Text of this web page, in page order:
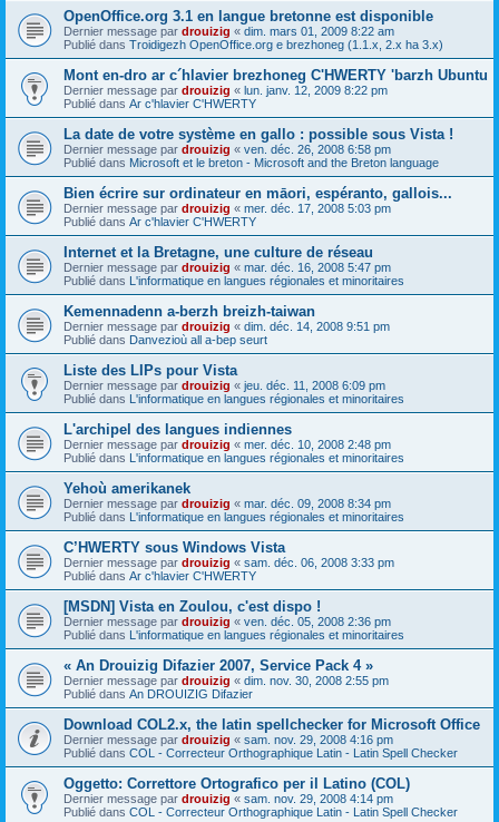
OpenOffice.org 3.1 en langue bretonne est disponible
Dernier message par drouizig « dim. mars 01, 2009 8:22 am
Publié dans Troidigezh OpenOffice.org e brezhoneg (1.1.x, 2.x ha 3.x)
Mont en-dro ar c´hlavier brezhoneg C'HWERTY 'barzh Ubuntu
Dernier message par drouizig « lun. janv. 12, 2009 8:22 pm
Publié dans Ar c'hlavier C'HWERTY
La date de votre système en gallo : possible sous Vista !
Dernier message par drouizig « ven. déc. 26, 2008 6:58 pm
Publié dans Microsoft et le breton - Microsoft and the Breton language
Bien écrire sur ordinateur en māori, espéranto, gallois...
Dernier message par drouizig « mer. déc. 17, 2008 5:03 pm
Publié dans Ar c'hlavier C'HWERTY
Internet et la Bretagne, une culture de réseau
Dernier message par drouizig « mar. déc. 16, 2008 5:47 pm
Publié dans L'informatique en langues régionales et minoritaires
Kemennadenn a-berzh breizh-taiwan
Dernier message par drouizig « dim. déc. 14, 2008 9:51 pm
Publié dans Danvezioù all a-bep seurt
Liste des LIPs pour Vista
Dernier message par drouizig « jeu. déc. 11, 2008 6:09 pm
Publié dans L'informatique en langues régionales et minoritaires
L'archipel des langues indiennes
Dernier message par drouizig « mer. déc. 10, 2008 2:48 pm
Publié dans L'informatique en langues régionales et minoritaires
Yehoù amerikanek
Dernier message par drouizig « mar. déc. 09, 2008 8:34 pm
Publié dans L'informatique en langues régionales et minoritaires
C’HWERTY sous Windows Vista
Dernier message par drouizig « sam. déc. 06, 2008 3:33 pm
Publié dans Ar c'hlavier C'HWERTY
[MSDN] Vista en Zoulou, c'est dispo !
Dernier message par drouizig « ven. déc. 05, 2008 2:36 pm
Publié dans L'informatique en langues régionales et minoritaires
« An Drouizig Difazier 2007, Service Pack 4 »
Dernier message par drouizig « dim. nov. 30, 2008 2:55 pm
Publié dans An DROUIZIG Difazier
Download COL2.x, the latin spellchecker for Microsoft Office
Dernier message par drouizig « sam. nov. 29, 2008 4:16 pm
Publié dans COL - Correcteur Orthographique Latin - Latin Spell Checker
Oggetto: Correttore Ortografico per il Latino (COL)
Dernier message par drouizig « sam. nov. 29, 2008 4:14 pm
Publié dans COL - Correcteur Orthographique Latin - Latin Spell Checker